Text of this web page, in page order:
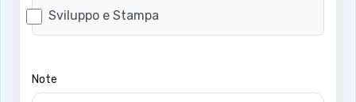
Sviluppo e Stampa
Note